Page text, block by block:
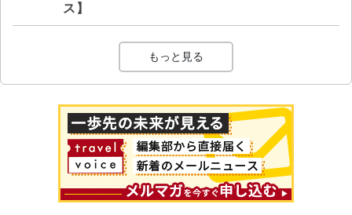
ス】
もっと見る